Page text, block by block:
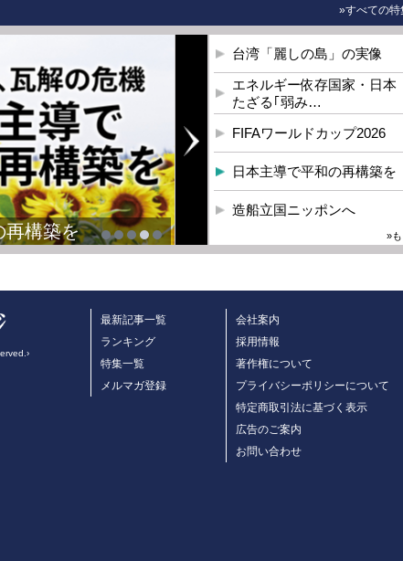
»すべての特
再構築を
台湾「麗しの島」の実像
エネルギー依存国家・日
たざる｢弱み…
FIFAワールドカップ2026
日本主導で平和の再構築を
造船立国ニッポンへ
»
最新記事一覧
ランキング
特集一覧
メルマガ登録
会社案内
採用情報
著作権について
プライバシーポリシーについて
特定商取引法に基づく表示
広告のご案内
お問い合わせ